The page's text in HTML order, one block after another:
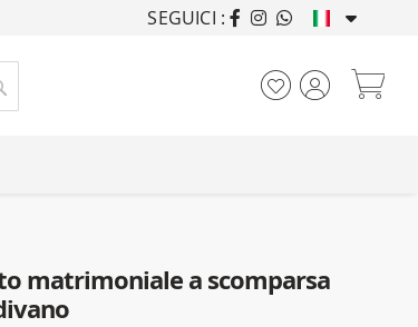
ARREDANDO CASE
SEGUICI :
matrimoniale a scomparsa